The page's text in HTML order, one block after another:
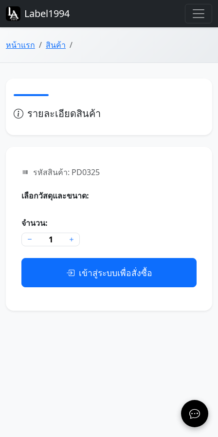
Label1994
หน้าแรก สินค้า
รายละเอียดสินค้า
รหัสสินค้า: PD0325
เลือกวัสดุและขนาด:
จำนวน:
เข้าสู่ระบบเพื่อสั่งซื้อ